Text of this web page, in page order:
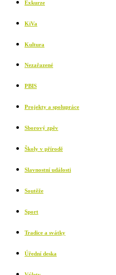
Exkurze
KiVa
Kultura
Nezařazené
PBIS
Projekty a spolupráce
Sborový zpěv
Školy v přírodě
Slavnostní události
Soutěže
Sport
Tradice a svátky
Úřední deska